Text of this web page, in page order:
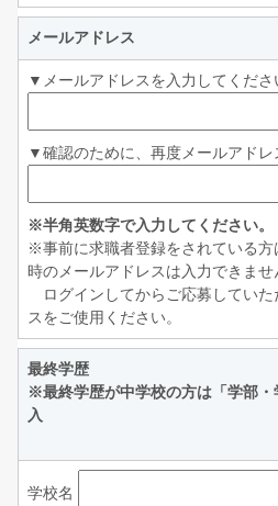
メールアドレス
▼メールアドレスを入力してくださ
▼確認のために、再度メールアドレ
※半角英数字で入力してください。
※事前に求職者登録をされている
時のメールアドレスは入力できませ
ログインしてからご応募していた
スをご使用ください。
最終学歴
※最終学歴が中学校の方は「学部
入
学校名